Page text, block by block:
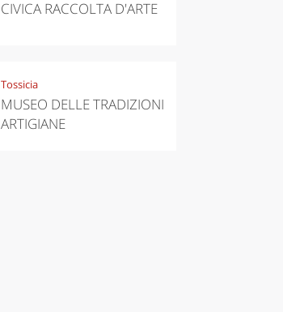
CIVICA RACCOLTA D'ARTE
Tossicia
MUSEO DELLE TRADIZIONI
ARTIGIANE